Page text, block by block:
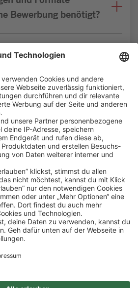
Bewerbung benötigt?
geeignet?
Jobs zu sehen.
Privatsphäre-Einstellungen